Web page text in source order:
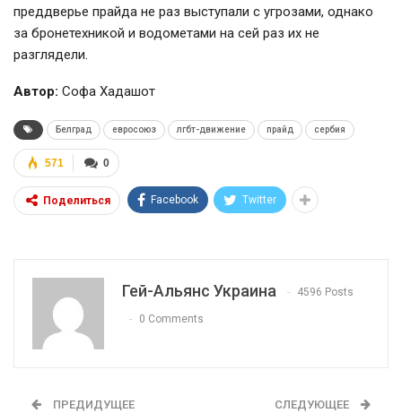
преддверье прайда не раз выступали с угрозами, однако
за бронетехникой и водометами на сей раз их не
разглядели.
Автор: Софа Хадашот
Белград евросоюз лгбт-движение прайд сербия
0
571
Поделиться Facebook Twitter
Гей-Альянс Украина 4596 Posts
0 Comments
ПРЕДИДУЩЕЕ СЛЕДУЮЩЕЕ